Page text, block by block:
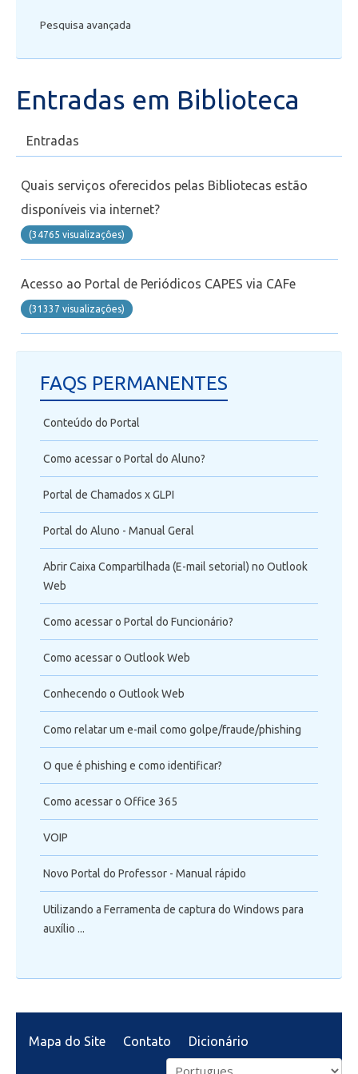
Secretaria de Administração Escolar - SAE
Wifi
EAD
Suporte
Intercâmbio
Fluig
Pesquisa avançada
Entradas em Biblioteca
Entradas
Quais serviços oferecidos pelas Bibliotecas estão
disponíveis via internet?
(34765 visualizaçôes)
Acesso ao Portal de Periódicos CAPES via CAFe
(31337 visualizaçôes)
FAQS PERMANENTES
Conteúdo do Portal
Como acessar o Portal do Aluno?
Portal de Chamados x GLPI
Portal do Aluno - Manual Geral
Abrir Caixa Compartilhada (E-mail setorial) no Outlook
Web
Como acessar o Portal do Funcionário?
Como acessar o Outlook Web
Conhecendo o Outlook Web
Como relatar um e-mail como golpe/fraude/phishing
O que é phishing e como identificar?
Como acessar o Office 365
VOIP
Novo Portal do Professor - Manual rápido
Utilizando a Ferramenta de captura do Windows para
auxílio ...
Mapa do Site Contato Dicionário